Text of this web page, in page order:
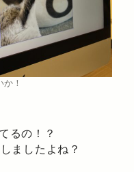
！
るの！？
ましたよね？